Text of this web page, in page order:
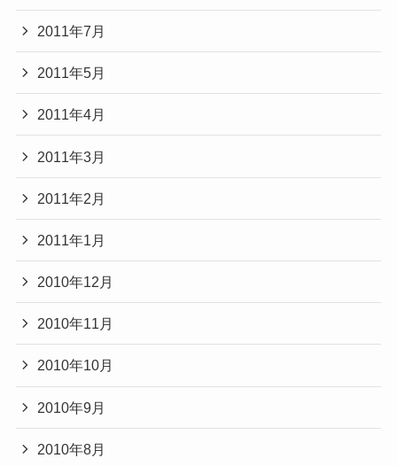
2011年7月
2011年5月
2011年4月
2011年3月
2011年2月
2011年1月
2010年12月
2010年11月
2010年10月
2010年9月
2010年8月